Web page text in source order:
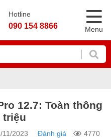
Hotline
090 154 8866 Menu
12.7: Toàn thông
triệu
11/2023 Đánh giá
4770